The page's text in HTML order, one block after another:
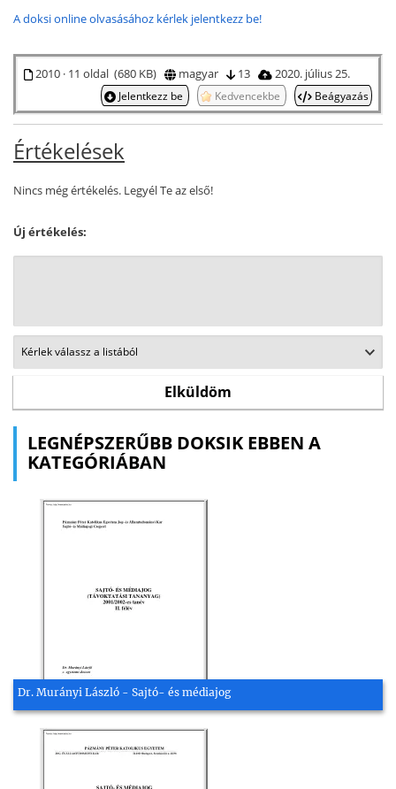
A doksi online olvasásához kérlek jelentkezz be!
2010 · 11 oldal (680 KB) magyar 13 2020. július 25.
Jelentkezz be Kedvencekbe Beágyazás
Értékelések
Nincs még értékelés. Legyél Te az első!
Új értékelés:
LEGNÉPSZERŰBB DOKSIK EBBEN A
KATEGÓRIÁBAN
Dr. Murányi László - Sajtó- és médiajog